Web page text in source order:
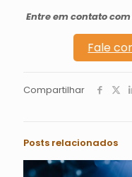
Entre em contato
Fale
Compartilhar
Posts relacionados